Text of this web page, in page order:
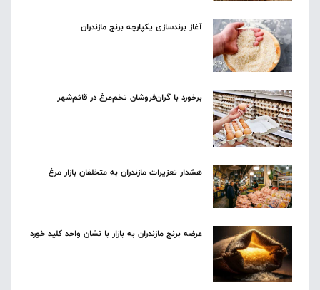
آغاز برندسازی یکپارچه برنج مازندران
برخورد با گران‌فروشان تخم‌مرغ در قائم‌شهر
هشدار تعزیرات مازندران به متخلفان بازار مرغ
عرضه برنج مازندران به بازار با نشان واحد کلید خورد